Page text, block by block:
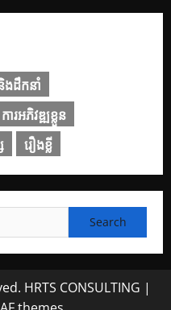
ងដឹកនាំ
ការអភិវឌ្ឍខ្លួន
រឿងខ្លី
HRTS CONSULTING |